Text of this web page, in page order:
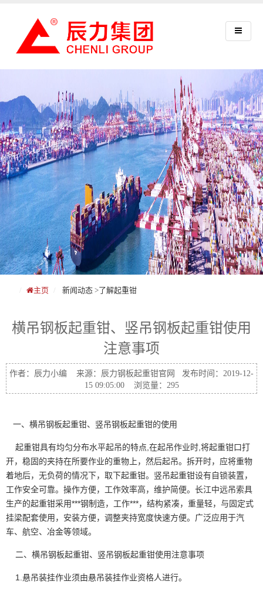
主页 新闻动态 >了解起重钳
横吊钢板起重钳、竖吊钢板起重钳使用
注意事项
作者：辰力小编 来源：辰力钢板起重钳官网 发布时间：2019-12-
15 09:05:00 浏览量：295
一、横吊钢板起重钳、竖吊钢板起重钳的使用
起重钳具有均匀分布水平起吊的特点,在起吊作业时,将起重钳口打
开，稳固的夹持在所要作业的重物上，然后起吊。拆开时，应将重物
着地后，无负荷的情况下，取下起重钳。竖吊起重钳设有自锁装置，
工作安全可靠。操作方便，工作效率高，维护简便。长江中远吊索具
生产的起重钳采用***钢制造，工作***，结构紧凑，重量轻，与固定式
挂梁配套使用，安装方便，调整夹持宽度快速方便。广泛应用于汽
车、航空、冶金等领域。
二、横吊钢板起重钳、竖吊钢板起重钳使用注意事项
1.悬吊装挂作业须由悬吊装挂作业资格人进行。